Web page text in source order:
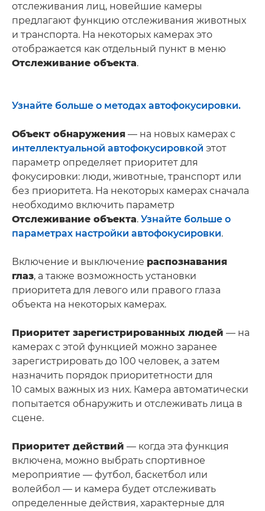
отслеживания лиц, новейшие камеры
предлагают функцию отслеживания животных
и транспорта. На некоторых камерах это
отображается как отдельный пункт в меню
Отслеживание объекта.
Узнайте больше о методах автофокусировки.
Объект обнаружения — на новых камерах с
интеллектуальной автофокусировкой этот
параметр определяет приоритет для
фокусировки: люди, животные, транспорт или
без приоритета. На некоторых камерах сначала
необходимо включить параметр
Отслеживание объекта. Узнайте больше о
параметрах настройки автофокусировки.
Включение и выключение распознавания
глаз, а также возможность установки
приоритета для левого или правого глаза
объекта на некоторых камерах.
Приоритет зарегистрированных людей — на
камерах с этой функцией можно заранее
зарегистрировать до 100 человек, а затем
назначить порядок приоритетности для
10 самых важных из них. Камера автоматически
попытается обнаружить и отслеживать лица в
сцене.
Приоритет действий — когда эта функция
включена, можно выбрать спортивное
мероприятие — футбол, баскетбол или
волейбол — и камера будет отслеживать
определенные действия, характерные для